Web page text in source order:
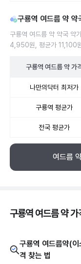
구룡역 여드름 약
구룡역 여드름 약 약국 약
4,950원, 평균가 11,100
구룡역 여드름 약가
나만의닥터 최저가
구룡역 평균가
전국 평균가
여드름
구룡역 여드름 약 가
구룡역 여드름약(
격 찾는 법